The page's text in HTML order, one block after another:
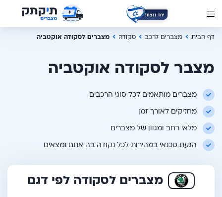
דף הבית מצברים לרכב סקודה מצברים לסקודה אוקטביה
מצבר לסקודה אוקטביה
מצברים מותאמים לכל סוגי הרכבים
מחזיקים לאורך זמן
מלאי רחב ומגוון של מצברים
הגעת טכנאי במהירות לכל נקודה בה אתם נמצאים
מצברים לסקודה לפי דגם